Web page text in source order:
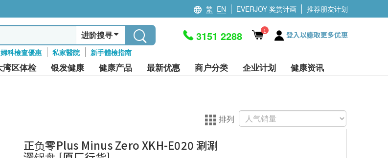
繁 EN EVERJOY 奖赏计画 推荐朋友计划
进阶搜寻
婦科檢查優惠 私家醫院 新手體檢指南
3151 2288 1 登入以赚取更多优惠
湾区体检 银发健康 健康产品 最新优惠 商户分类 企业计划 健康资讯
排列
正负零Plus Minus Zero XKH-E020 涮涮